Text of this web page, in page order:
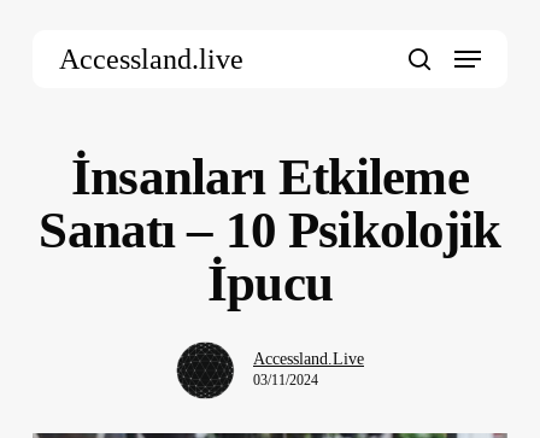
Accessland.live Menu
İnsanları Etkileme
Sanatı – 10 Psikolojik
İpucu
Accessland.Live
03/11/2024